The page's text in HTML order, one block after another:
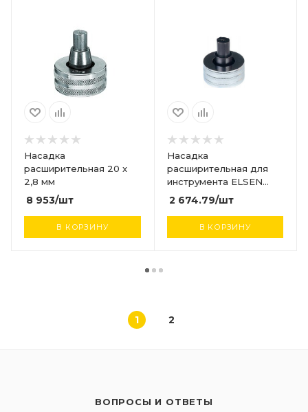
Насадка
расширительная 20 x
2,8 мм
8 953/шт
В КОРЗИНУ
Насадка
расширительная для
инструмента ELSEN
25х3,7 (ст.арт. 25х3,7)
2 674.79/шт
В КОРЗИНУ
1 2
ВОПРОСЫ И ОТВЕТЫ